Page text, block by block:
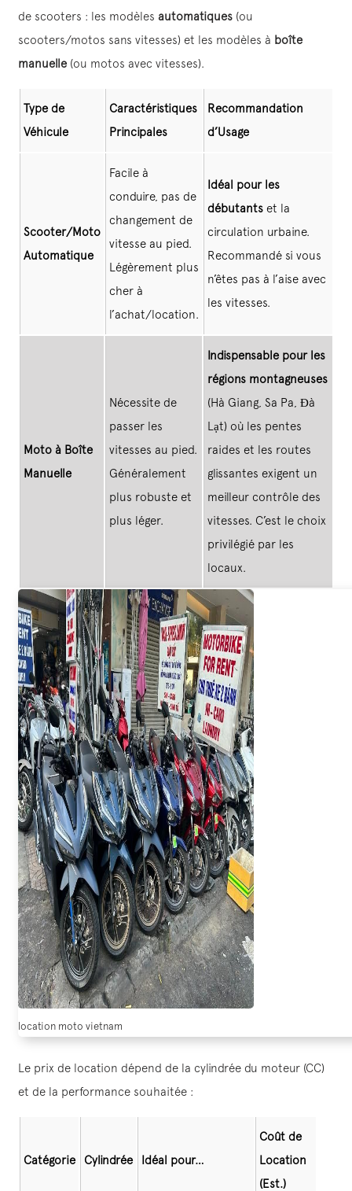
de scooters : les modèles automatiques (ou
scooters/motos sans vitesses) et les modèles à boîte
manuelle(ou motos avec vitesses).
Type de
Véhicule
Caractéristiques
Principales
Recommandation
d’Usage
Scooter/Moto
Automatique
Facile à
conduire, pas de
changement de
vitesse au pied.
Légèrement plus
cher à
l’achat/location.
Idéal pour les
débutants et la
circulation urbaine.
Recommandé si vous
n’êtes pas à l’aise avec
les vitesses.
Moto à Boîte
Manuelle
Nécessite de
passer les
vitesses au pied.
Généralement
plus robuste et
plus léger.
Indispensable pour les
régions montagneuses
(Hà Giang, Sa Pa, Đà
Lạt) où les pentes
raides et les routes
glissantes exigent un
meilleur contrôle des
vitesses. C’est le choix
privilégié par les
locaux.
location moto vietnam
Le prix de location dépend de la cylindrée du moteur (CC)
et de la performance souhaitée :
Catégorie Cylindrée Idéal pour…
Coût de
Location
(Est.)